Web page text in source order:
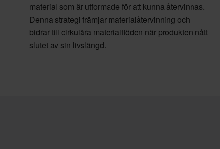
material som är utformade för att kunna återvinnas.
Denna strategi främjar materialåtervinning och
bidrar till cirkulära materialflöden när produkten nått
slutet av sin livslängd.